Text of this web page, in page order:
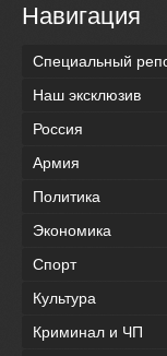
Навигация
Специальный
Наш эксклюзив
Россия
Армия
Политика
Экономика
Спорт
Культура
Криминал и ЧП